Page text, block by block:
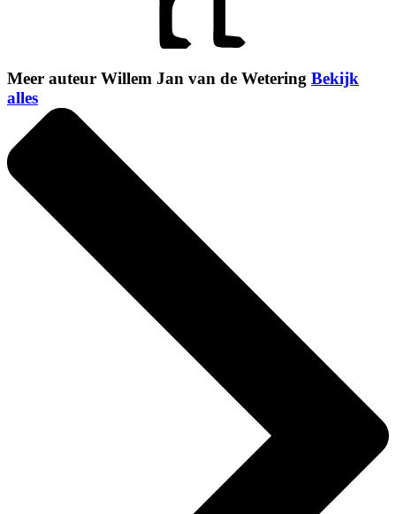
Meer auteur Willem Jan van de Wetering Bekijk
alles